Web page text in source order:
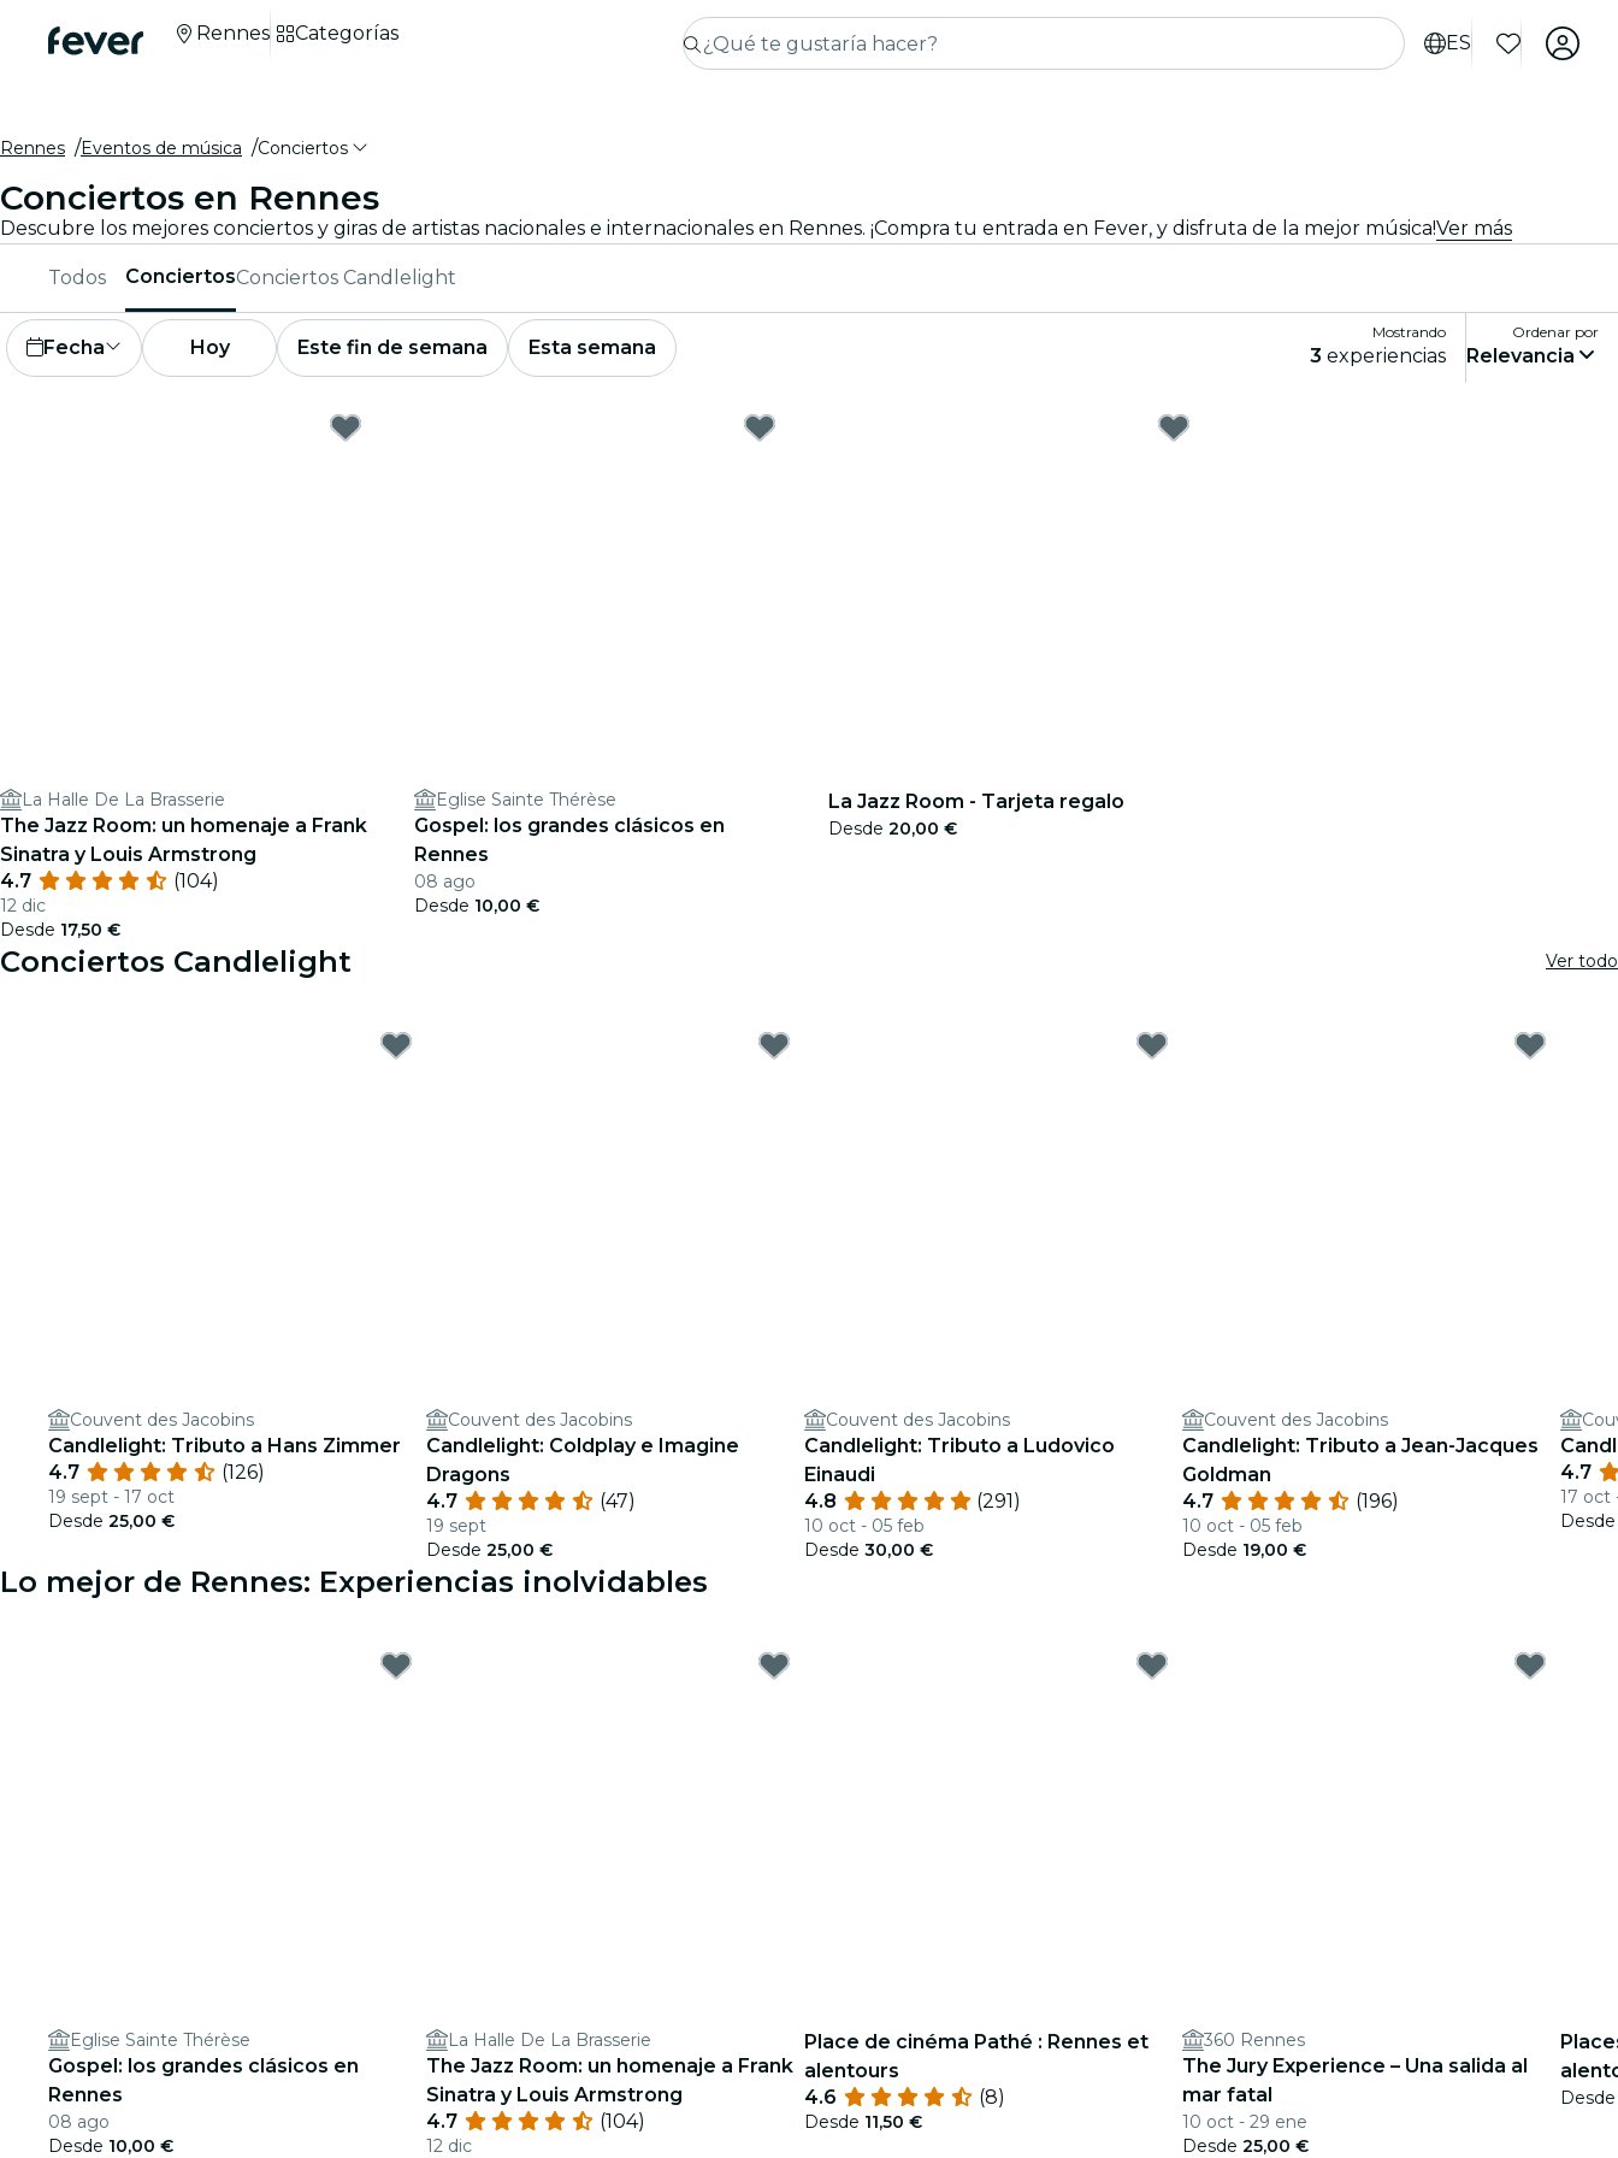
ES
Rennes Categorías
Rennes Eventos de música Conciertos
Conciertos en Rennes
Descubre los mejores conciertos y giras de artistas nacionales e internacionales en Rennes. ¡Compra tu entrada en Fever, y disfruta de la mejor música!Ver más
Todos ConciertosConciertos Candlelight
Fecha Hoy Este fin de semana Esta semana
Mostrando
3 experiencias
Ordenar por
Relevancia
La Halle De La Brasserie
The Jazz Room: un homenaje a Frank
Sinatra y Louis Armstrong
4.7
(104)
12 dic
Desde 17,50 €
Eglise Sainte Thérèse
Gospel: los grandes clásicos en
Rennes
08 ago
Desde 10,00 €
La Jazz Room - Tarjeta regalo
Desde 20,00 €
Conciertos Candlelight Ver todo
Couvent des Jacobins
Candlelight: Tributo a Hans Zimmer
4.7
(126)
19 sept - 17 oct
Desde 25,00 €
Couvent des Jacobins
Candlelight: Coldplay e Imagine
Dragons
4.7
(47)
19 sept
Desde 25,00 €
Couvent des Jacobins
Candlelight: Tributo a Ludovico
Einaudi
4.8
(291)
10 oct - 05 feb
Desde 30,00 €
Couvent des Jacobins
Candlelight: Tributo a Jean-Jacques
Goldman
4.7
(196)
10 oct - 05 feb
Desde 19,00 €
4.7
17 oct
Lo mejor de Rennes: Experiencias inolvidables
Eglise Sainte Thérèse
Gospel: los grandes clásicos en
Rennes
08 ago
Desde 10,00 €
La Halle De La Brasserie
The Jazz Room: un homenaje a Frank
Sinatra y Louis Armstrong
4.7
(104)
12 dic
Place de cinéma Pathé : Rennes et
alentours
4.6
(8)
Desde 11,50 €
360 Rennes
The Jury Experience – Una salida al
mar fatal
10 oct - 29 ene
Desde 25,00 €